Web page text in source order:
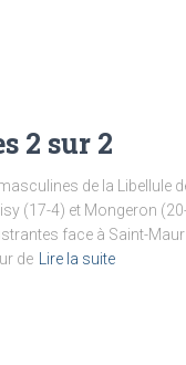
2 sur 2
de la Libellule
(17-4) et Mongeron
face à Saint-Maur
de
Lire la suite